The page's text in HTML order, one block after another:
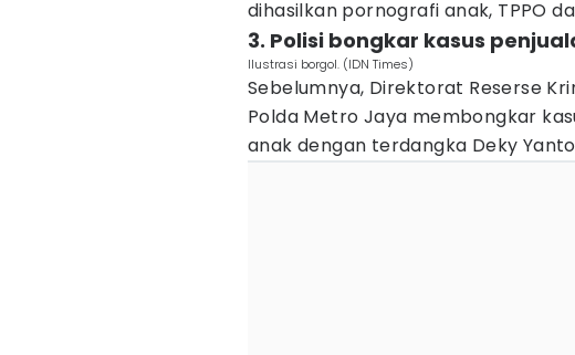
dihasilkan pornografi anak, TPPO
3. Polisi bongkar kasus
Ilustrasi borgol. (IDN Times)
Sebelumnya, Direktorat Reserse
Polda Metro Jaya membongkar
anak dengan terdangka Deky